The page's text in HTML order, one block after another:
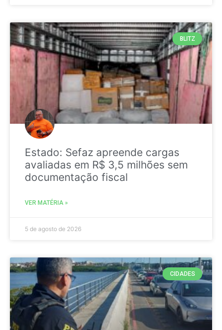
BLITZ
Estado: Sefaz apreende cargas
avaliadas em R$ 3,5 milhões sem
documentação fiscal
VER MATÉRIA »
5 de agosto de 2026
CIDADES